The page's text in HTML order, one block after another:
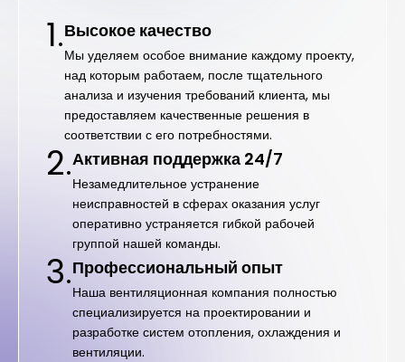
1.Высокое качество
Мы уделяем особое внимание каждому проекту,
над которым работаем, после тщательного
анализа и изучения требований клиента, мы
предоставляем качественные решения в
соответствии с его потребностями.
2.Активная поддержка 24/7
Незамедлительное устранение
неисправностей в сферах оказания услуг
оперативно устраняется гибкой рабочей
группой нашей команды.
3.Профессиональный опыт
Наша вентиляционная компания полностью
специализируется на проектировании и
разработке систем отопления, охлаждения и
вентиляции.